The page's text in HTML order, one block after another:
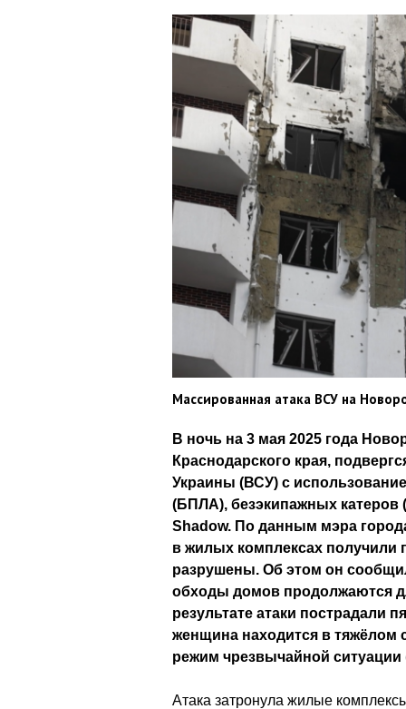
Массированная атака ВСУ на
В ночь на 3 мая 2025 года
Краснодарского края,
Украины (ВСУ) с
(БПЛА), безэкипажных катеров
Shadow. По данным мэра
в жилых комплексах получили
разрушены. Об этом он
обходы домов продолжаются
результате атаки пострадали
женщина находится в тяжёлом
режим чрезвычайной ситуации
Атака затронула жилые